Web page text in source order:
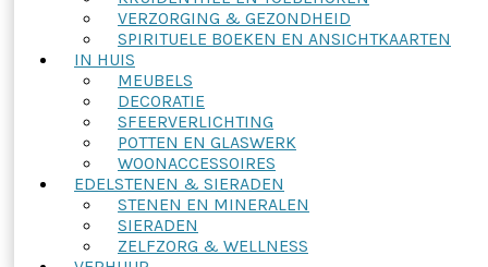
VERZORGING & GEZONDHEID
SPIRITUELE BOEKEN EN ANSICHTKAARTEN
IN HUIS
MEUBELS
DECORATIE
SFEERVERLICHTING
POTTEN EN GLASWERK
WOONACCESSOIRES
EDELSTENEN & SIERADEN
STENEN EN MINERALEN
SIERADEN
ZELFZORG & WELLNESS